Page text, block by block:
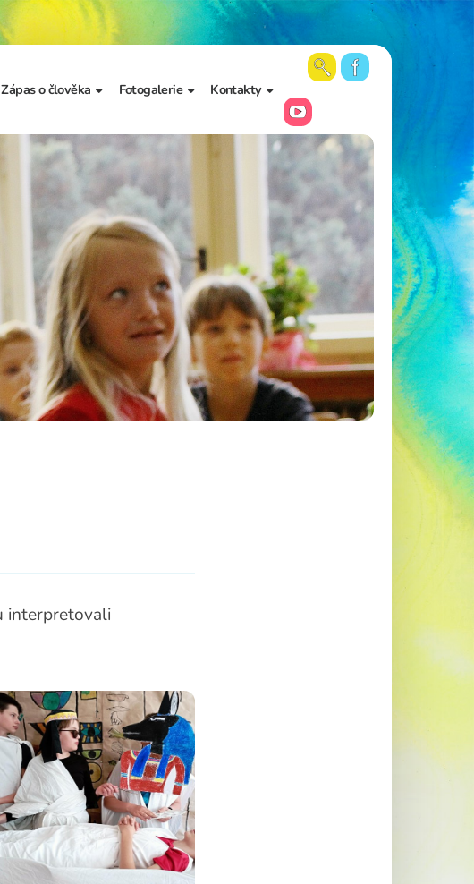
Zápas o člověka
Prezentace školy a
výzkumu
Fotogalerie
Aktuální fotky
Archiv fotogalerií
Kontakty
Vedení školy
Kancelář školy
Zájmové vzdělávání
Školní poradenské
pracoviště
Učitelé
Asistenti pedagoga
Napište nám
interpretovali